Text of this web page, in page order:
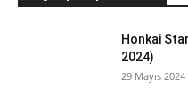
Honkai
2024)
29 Mayıs 2024